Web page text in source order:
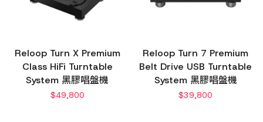
Reloop Turn X Premium
Class HiFi Turntable
System 黑膠唱盤機
$49,800
Reloop Turn 7 Premium
Belt Drive USB Turntable
System 黑膠唱盤機
$39,800